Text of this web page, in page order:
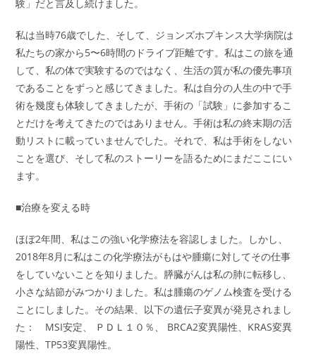
験」だと言及し続けました。
私は当時76歳でした、そして、ジョンズホプキンス大学病院は
私たちの家から5〜6時間のドライブ距離です。私はこの旅を通
して、私の体で実験するのではなく、生活の質が私の優先事項
であることをずっと感じてきました。私は自分の人生の中で手
術を幾度も体験してきましたが、手術の「試験」に参加するこ
とだけを考えてきたのではありません。手術は私の終末期の活
動リストに載っていませんでした。それで、私は手術をしない
ことを選び、そして私のストーリーを語るためにまだここにい
ます。
■治療を変える時
ほぼ2年間、私はこの強い化学療法を容認しました。しかし、
2018年8月に私はこの化学療法がもはや腫瘍に対してその仕事
をしていないことを知りました。膵臓がんは私の肺に転移し、
小さな結節がみつかりました。私は腫瘍のゲノム検査を受ける
ことにしました。その結果、以下の遺伝子変異が発見されまし
た： MSI安定、 ＰＤＬ１０％、 BRCA2変異陽性、KRAS変異
陽性、TP53変異陽性。